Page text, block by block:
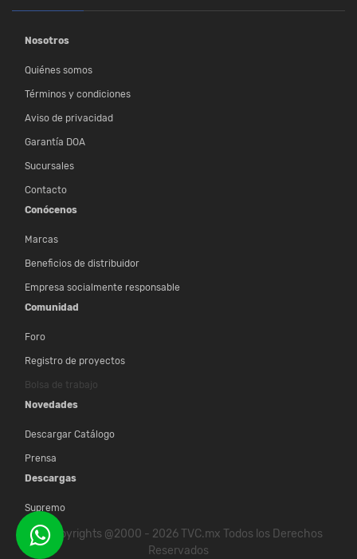
Nosotros
Quiénes somos
Términos y condiciones
Aviso de privacidad
Garantía DOA
Sucursales
Contacto
Conócenos
Marcas
Beneficios de distribuidor
Empresa socialmente responsable
Comunidad
Foro
Registro de proyectos
Bolsa de trabajo
Novedades
Descargar Catálogo
Prensa
Descargas
Supremo
© Copyrights @2000 - 2026 TVC.mx Todos los Derechos
Reservados